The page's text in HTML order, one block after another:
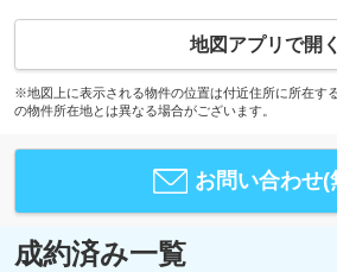
地図アプリで開く
※地図上に表示される物件の位置は付近住所に所在す
の物件所在地とは異なる場合がございます。
お問い合わせ(
成約済み一覧